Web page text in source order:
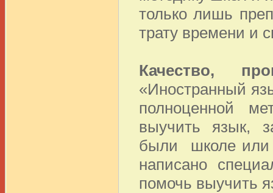
только лишь
трату времени и
Качество,
«Иностранный
полноценной
выучить язык,
были школе или
написано
помочь выучить